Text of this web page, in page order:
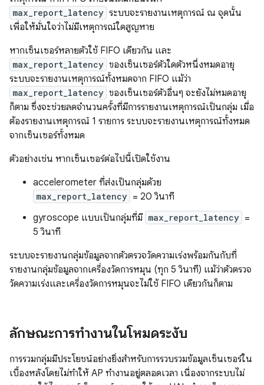
max_report_latency ระบบจะรายงานเหตุการณ์ ณ จุดนั้น
เพื่อให้มั่นใจว่าไม่มีเหตุการณ์ใดสูญหาย
หากเซ็นเซอร์หลายตัวใช้ FIFO เดียวกัน และ
max_report_latency ของเซ็นเซอร์ตัวใดตัวหนึ่งหมดอายุ
ระบบจะรายงานเหตุการณ์ทั้งหมดจาก FIFO แม้ว่า
max_report_latency ของเซ็นเซอร์ตัวอื่นๆ จะยังไม่หมดอายุ
ก็ตาม ซึ่งจะช่วยลดจํานวนครั้งที่มีการรายงานเหตุการณ์เป็นกลุ่ม เมื่อ
ต้องรายงานเหตุการณ์ 1 รายการ ระบบจะรายงานเหตุการณ์ทั้งหมด
จากเซ็นเซอร์ทั้งหมด
ตัวอย่างเช่น หากเซ็นเซอร์ต่อไปนี้เปิดใช้งาน
accelerometer ที่ส่งเป็นกลุ่มด้วย
max_report_latency = 20 วินาที
gyroscope แบบเป็นกลุ่มที่มี max_report_latency =
5 วินาที
ระบบจะรายงานกลุ่มข้อมูลจากตัวตรวจวัดความเร่งพร้อมกันกับที่
รายงานกลุ่มข้อมูลจากเครื่องวัดการหมุน (ทุก 5 วินาที) แม้ว่าตัวตรวจ
วัดความเร่งและเครื่องวัดการหมุนจะไม่ใช้ FIFO เดียวกันก็ตาม
ลักษณะการทํางานในโหมดระงับ
การรวมกลุ่มมีประโยชน์อย่างยิ่งสำหรับการรวบรวมข้อมูลเซ็นเซอร์ใน
เบื้องหลังโดยไม่ทำให้ AP ทำงานอยู่ตลอดเวลา เนื่องจากระบบไม่